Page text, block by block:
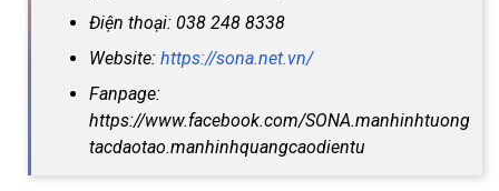
Điện thoại: 038 248 8338
Website: https://sona.net.vn/
Fanpage:
https://www.facebook.com/SONA.manhinhtuong
tacdaotao.manhinhquangcaodientu